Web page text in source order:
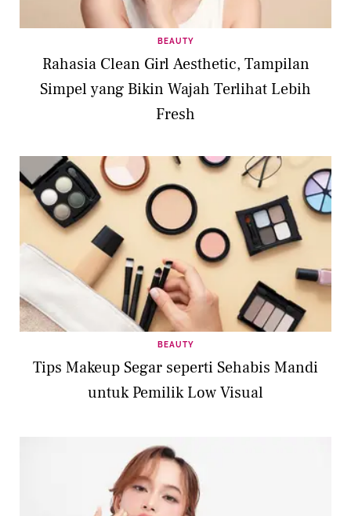
BEAUTY
Rahasia Clean Girl Aesthetic, Tampilan
Simpel yang Bikin Wajah Terlihat Lebih
Fresh
BEAUTY
Tips Makeup Segar seperti Sehabis Mandi
untuk Pemilik Low Visual